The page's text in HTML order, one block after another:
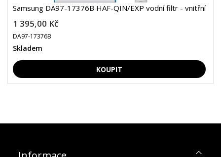
Samsung DA97-17376B HAF-QIN/EXP vodní filtr - vnitřní
1 395,00 Kč
DA97-17376B
Skladem